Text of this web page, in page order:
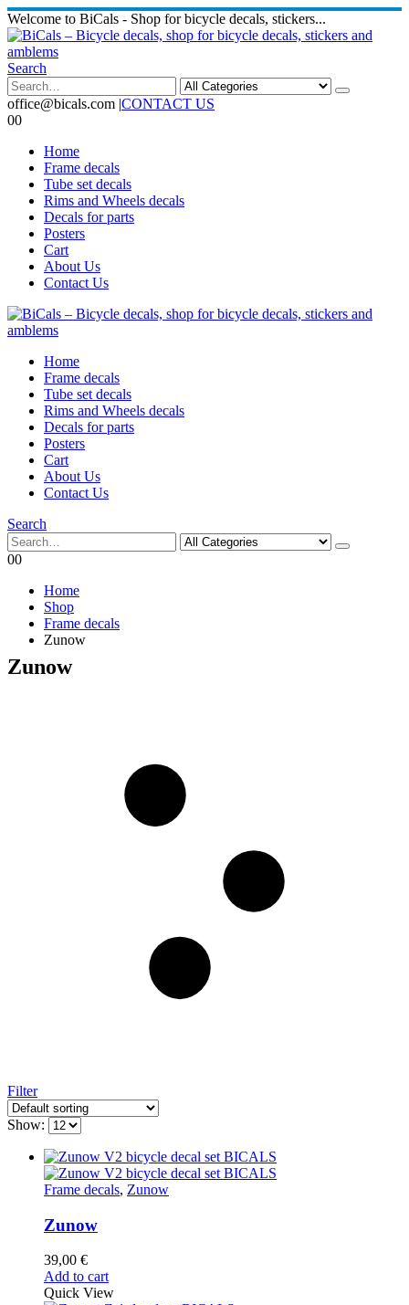
Welcome to BiCals - Shop for bicycle decals, stickers...
Search
office@bicals.com |CONTACT US
00
Home
Frame decals
Tube set decals
Rims and Wheels decals
Decals for parts
Posters
Cart
About Us
Contact Us
Home
Frame decals
Tube set decals
Rims and Wheels decals
Decals for parts
Posters
Cart
About Us
Contact Us
Search
00
Home
Shop
Frame decals
Zunow
Zunow
Filter
Show:
Frame decals, Zunow
Zunow
39,00 €
Add to cart
Quick View